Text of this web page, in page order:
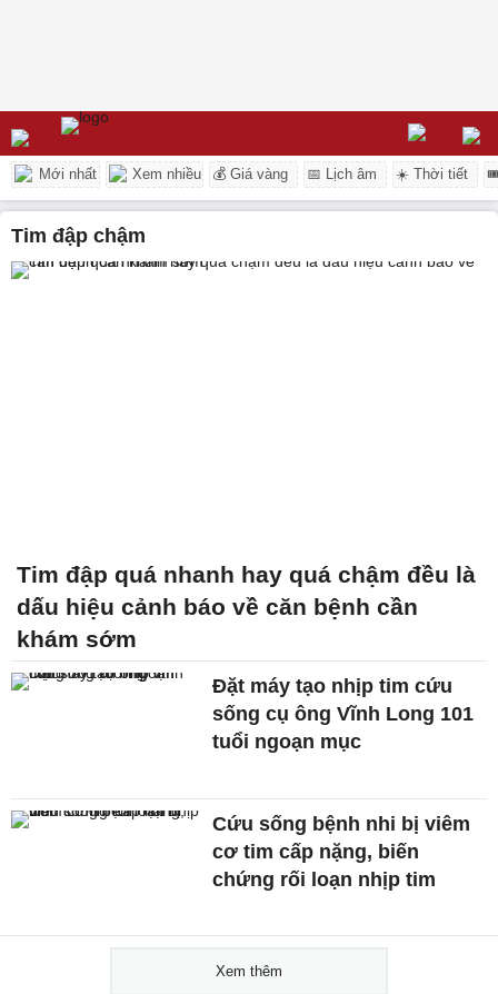
Mới nhất Xem nhiều 💰 Giá vàng 📅 Lịch âm ☀️ Thời tiết
tim đập chậm
Tim đập quá nhanh hay quá chậm đều là
dấu hiệu cảnh báo về căn bệnh cần
khám sớm
Đặt máy tạo nhịp tim cứu
sống cụ ông Vĩnh Long 101
tuổi ngoạn mục
Cứu sống bệnh nhi bị viêm
cơ tim cấp nặng, biến
chứng rối loạn nhịp tim
Xem thêm